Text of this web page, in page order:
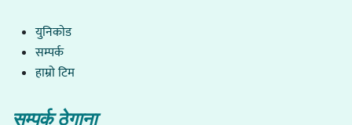
युनिकाेड
सम्पर्क
हाम्राे टिम
सम्पर्क ठेगाना